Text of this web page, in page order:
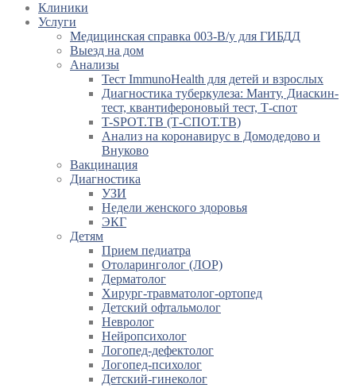
Клиники
Услуги
Медицинская справка 003-В/у для ГИБДД
Выезд на дом
Анализы
Тест ImmunoHealth для детей и взрослых
Диагностика туберкулеза: Манту, Диаскин-
тест, квантифероновый тест, Т-спот
T-SPOT.TB (Т-СПОТ.ТВ)
Анализ на коронавирус в Домодедово и
Внуково
Вакцинация
Диагностика
УЗИ
Недели женского здоровья
ЭКГ
Детям
Прием педиатра
Отоларинголог (ЛОР)
Дерматолог
Хирург-травматолог-ортопед
Детский офтальмолог
Невролог
Нейропсихолог
Логопед-дефектолог
Логопед-психолог
Детский-гинеколог